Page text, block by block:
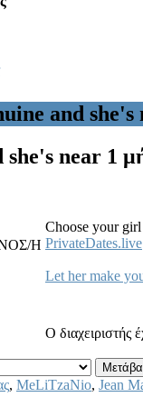
and she's
she's near 1
Η
Choose your
PrivateDates.live
Let her make
Ο διαχειριστής
, MeLiTzaNio, Jean